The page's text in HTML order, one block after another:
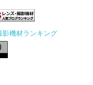
機材ランキング